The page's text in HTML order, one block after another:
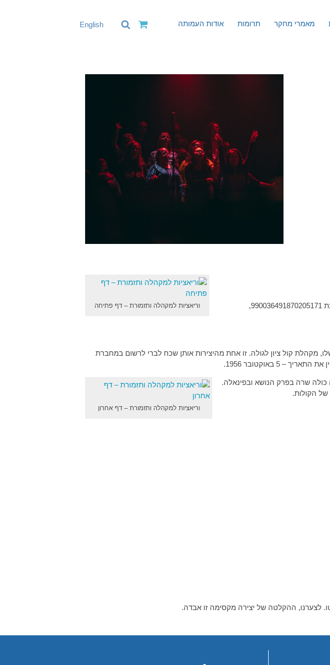
מאמרי מחקר תרומות אודות העמותה English
וריאציות למקהלה ותזמורת – דף פתיחה
, מספר/י מערכת 990036491870205171,
מקהלת קול ציון לגולה. זו אחת מהיצירות אותן שכח לברי לרשום במחברת
באוקטובר 1956.
וריאציות למקהלה ותזמורת – דף אחרון
וריאציות ופינאלה. המקהלה כולה שרה בפרק הנושא ובפינאלה.
לצערנו, ההקלטה של יצירה מקסימה זו אבדה.